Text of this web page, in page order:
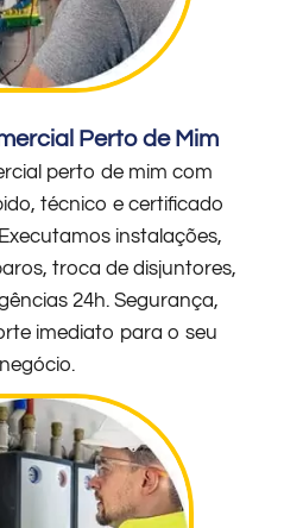
Perto de Mim
perto de mim com
técnico e certificado
instalações,
troca de disjuntores,
24h. Segurança,
imediato para o seu
negócio.